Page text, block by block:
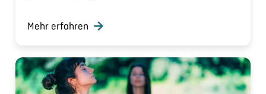
Mehr erfahren